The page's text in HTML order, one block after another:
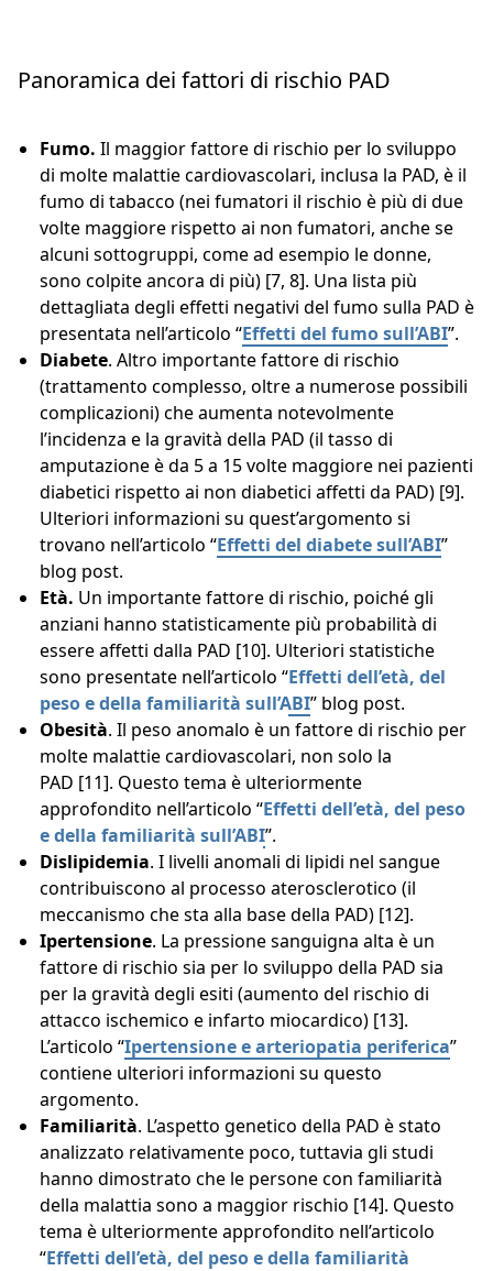
Panoramica dei fattori di rischio PAD
Fumo. Il maggior fattore di rischio per lo sviluppo
di molte malattie cardiovascolari, inclusa la PAD, è il
fumo di tabacco (nei fumatori il rischio è più di due
volte maggiore rispetto ai non fumatori, anche se
alcuni sottogruppi, come ad esempio le donne,
sono colpite ancora di più) [7, 8]. Una lista più
dettagliata degli effetti negativi del fumo sulla PAD è
presentata nell’articolo “Effetti del fumo sull’ABI”.
Diabete. Altro importante fattore di rischio
(trattamento complesso, oltre a numerose possibili
complicazioni) che aumenta notevolmente
l’incidenza e la gravità della PAD (il tasso di
amputazione è da 5 a 15 volte maggiore nei pazienti
diabetici rispetto ai non diabetici affetti da PAD) [9].
Ulteriori informazioni su quest’argomento si
trovano nell’articolo “Effetti del diabete sull’ABI”
blog post.
Età. Un importante fattore di rischio, poiché gli
anziani hanno statisticamente più probabilità di
essere affetti dalla PAD [10]. Ulteriori statistiche
sono presentate nell’articolo “Effetti dell’età, del
peso e della familiarità sull’ABI” blog post.
Obesità. Il peso anomalo è un fattore di rischio per
molte malattie cardiovascolari, non solo la
PAD [11]. Questo tema è ulteriormente
approfondito nell’articolo “Effetti dell’età, del peso
e della familiarità sull’ABI”.
Dislipidemia. I livelli anomali di lipidi nel sangue
contribuiscono al processo aterosclerotico (il
meccanismo che sta alla base della PAD) [12].
Ipertensione. La pressione sanguigna alta è un
fattore di rischio sia per lo sviluppo della PAD sia
per la gravità degli esiti (aumento del rischio di
attacco ischemico e infarto miocardico) [13].
L’articolo “Ipertensione e arteriopatia periferica”
contiene ulteriori informazioni su questo
argomento.
Familiarità. L’aspetto genetico della PAD è stato
analizzato relativamente poco, tuttavia gli studi
hanno dimostrato che le persone con familiarità
della malattia sono a maggior rischio [14]. Questo
tema è ulteriormente approfondito nell’articolo
“Effetti dell’età, del peso e della familiarità